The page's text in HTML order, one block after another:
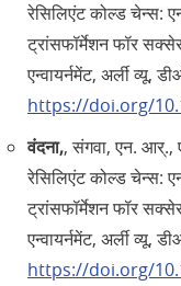
रेसिलिएंट कोल्ड चेन्स:
ट्रांसफॉर्मेशन फॉर
एन्वायर्नमेंट, अर्ली व्यू,
https://doi.org/
वंदना,, संगवा, एन. आर्‌.,
रेसिलिएंट कोल्ड चेन्स:
ट्रांसफॉर्मेशन फॉर
एन्वायर्नमेंट, अर्ली व्यू,
https://doi.org/